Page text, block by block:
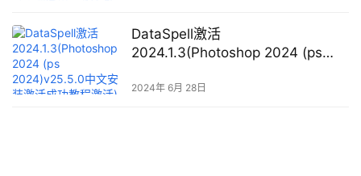
DataSpell激活
2024.1.3(Photoshop 2024 (ps
程激活)
2024年 6月 28日